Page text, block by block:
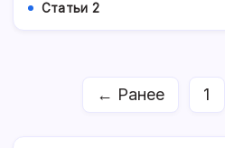
Статьи 2
← Ранее 1